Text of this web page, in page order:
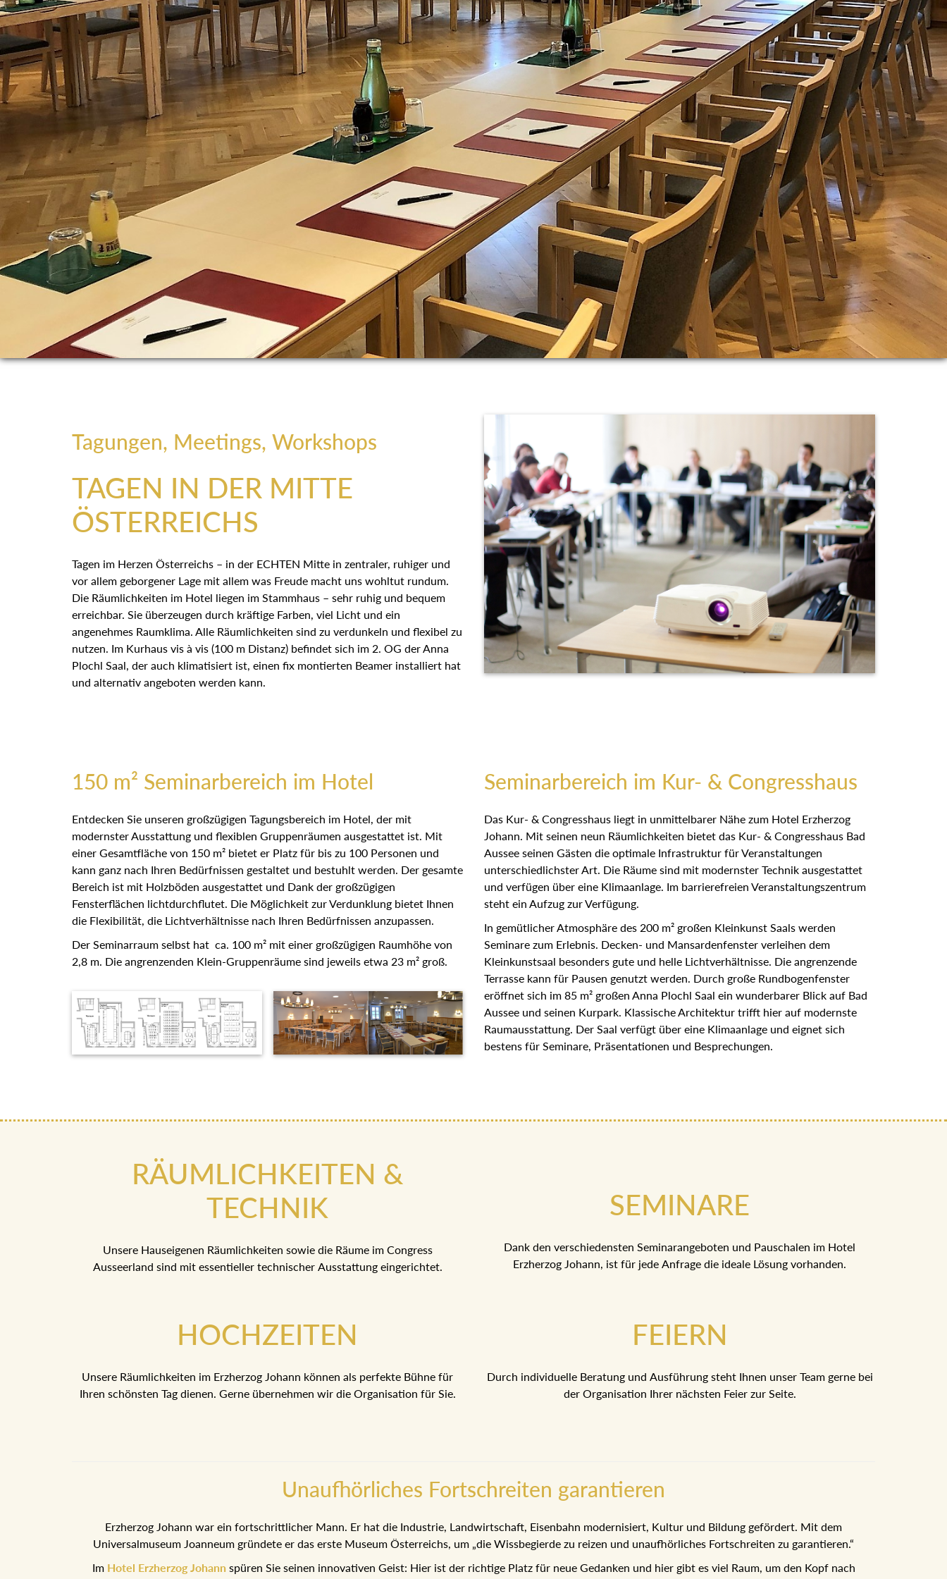
Tagungen, Meetings, Workshops
TAGEN IN DER MITTE
ÖSTERREICHS
Tagen im Herzen Österreichs – in der ECHTEN Mitte in zentraler, ruhiger und
vor allem geborgener Lage mit allem was Freude macht uns wohltut rundum.
Die Räumlichkeiten im Hotel liegen im Stammhaus – sehr ruhig und bequem
erreichbar. Sie überzeugen durch kräftige Farben, viel Licht und ein
angenehmes Raumklima. Alle Räumlichkeiten sind zu verdunkeln und flexibel zu
nutzen. Im Kurhaus vis à vis (100 m Distanz) befindet sich im 2. OG der Anna
Plochl Saal, der auch klimatisiert ist, einen fix montierten Beamer installiert hat
und alternativ angeboten werden kann.
150 m² Seminarbereich im Hotel
Entdecken Sie unseren großzügigen Tagungsbereich im Hotel, der mit
modernster Ausstattung und flexiblen Gruppenräumen ausgestattet ist. Mit
einer Gesamtfläche von 150 m² bietet er Platz für bis zu 100 Personen und
kann ganz nach Ihren Bedürfnissen gestaltet und bestuhlt werden. Der gesamte
Bereich ist mit Holzböden ausgestattet und Dank der großzügigen
Fensterflächen lichtdurchflutet. Die Möglichkeit zur Verdunklung bietet Ihnen
die Flexibilität, die Lichtverhältnisse nach Ihren Bedürfnissen anzupassen.
Der Seminarraum selbst hat ca. 100 m² mit einer großzügigen Raumhöhe von
2,8 m. Die angrenzenden Klein-Gruppenräume sind jeweils etwa 23 m² groß.
Seminarbereich im Kur- & Congresshaus
Das Kur- & Congresshaus liegt in unmittelbarer Nähe zum Hotel Erzherzog
Johann. Mit seinen neun Räumlichkeiten bietet das Kur- & Congresshaus Bad
Aussee seinen Gästen die optimale Infrastruktur für Veranstaltungen
unterschiedlichster Art. Die Räume sind mit modernster Technik ausgestattet
und verfügen über eine Klimaanlage. Im barrierefreien Veranstaltungszentrum
steht ein Aufzug zur Verfügung.
In gemütlicher Atmosphäre des 200 m² großen Kleinkunst Saals werden
Seminare zum Erlebnis. Decken- und Mansardenfenster verleihen dem
Kleinkunstsaal besonders gute und helle Lichtverhältnisse. Die angrenzende
Terrasse kann für Pausen genutzt werden. Durch große Rundbogenfenster
eröffnet sich im 85 m² großen Anna Plochl Saal ein wunderbarer Blick auf Bad
Aussee und seinen Kurpark. Klassische Architektur trifft hier auf modernste
Raumausstattung. Der Saal verfügt über eine Klimaanlage und eignet sich
bestens für Seminare, Präsentationen und Besprechungen.
RÄUMLICHKEITEN &
TECHNIK
Unsere Hauseigenen Räumlichkeiten sowie die Räume im Congress
Ausseerland sind mit essentieller technischer Ausstattung eingerichtet.
SEMINARE
Dank den verschiedensten Seminarangeboten und Pauschalen im Hotel
Erzherzog Johann, ist für jede Anfrage die ideale Lösung vorhanden.
HOCHZEITEN
Unsere Räumlichkeiten im Erzherzog Johann können als perfekte Bühne für
Ihren schönsten Tag dienen. Gerne übernehmen wir die Organisation für Sie.
FEIERN
Durch individuelle Beratung und Ausführung steht Ihnen unser Team gerne bei
der Organisation Ihrer nächsten Feier zur Seite.
Unaufhörliches Fortschreiten garantieren
Erzherzog Johann war ein fortschrittlicher Mann. Er hat die Industrie, Landwirtschaft, Eisenbahn modernisiert, Kultur und Bildung gefördert. Mit dem
Universalmuseum Joanneum gründete er das erste Museum Österreichs, um „die Wissbegierde zu reizen und unaufhörliches Fortschreiten zu garantieren.“
Im Hotel Erzherzog Johann spüren Sie seinen innovativen Geist: Hier ist der richtige Platz für neue Gedanken und hier gibt es viel Raum, um den Kopf nach